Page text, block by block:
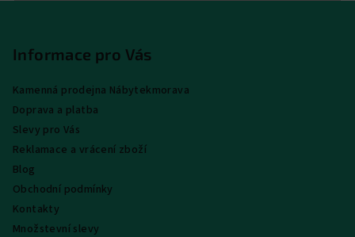
Informace pro Vás
Kamenná prodejna Nábytekmorava
Doprava a platba
Slevy pro Vás
Reklamace a vrácení zboží
Blog
Obchodní podmínky
Kontakty
Množstevní slevy